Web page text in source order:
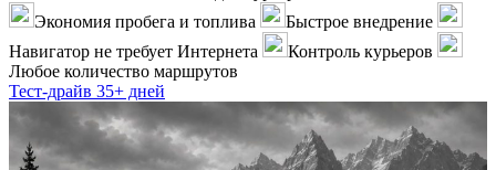
Экономия пробега и топлива
Быстрое внедрение
Навигатор не требует Интернета
Контроль курьеров
Любое количество маршрутов
Тест-драйв 35+ дней